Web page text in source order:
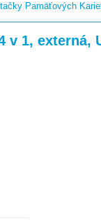
Pamäťových
1, externá,